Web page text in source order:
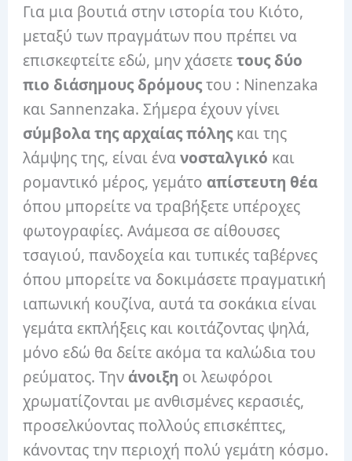
Για μια βουτιά στην ιστορία του Κιότο,
μεταξύ των πραγμάτων που πρέπει να
επισκεφτείτε εδώ, μην χάσετετους δύο
πιο διάσημους δρόμουςτου : Ninenzaka
και Sannenzaka. Σήμερα έχουν γίνει
σύμβολα της αρχαίας πόληςκαι της
λάμψης της, είναι ένανοσταλγικό και
ρομαντικό μέρος, γεμάτο απίστευτη θέα
όπου μπορείτε να τραβήξετε υπέροχες
φωτογραφίες. Ανάμεσα σε αίθουσες
τσαγιού, πανδοχεία και τυπικές ταβέρνες
όπου μπορείτε να δοκιμάσετε πραγματική
ιαπωνική κουζίνα, αυτά τα σοκάκια είναι
γεμάτα εκπλήξεις και κοιτάζοντας ψηλά,
μόνο εδώ θα δείτε ακόμα τα καλώδια του
ρεύματος. Την άνοιξη οι λεωφόροι
χρωματίζονται με ανθισμένες κερασιές,
προσελκύοντας πολλούς επισκέπτες,
κάνοντας την περιοχή πολύ γεμάτη κόσμο.